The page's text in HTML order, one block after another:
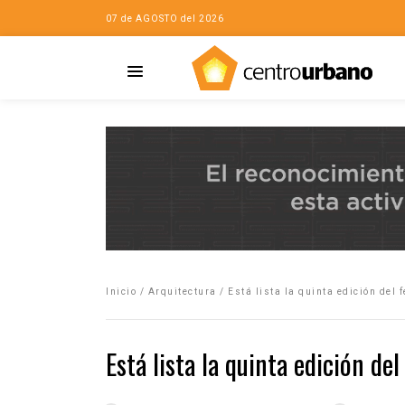
07 de AGOSTO del 2026
Inicio / Arquitectura / Está lista la quinta edición del
Está lista la quinta edición